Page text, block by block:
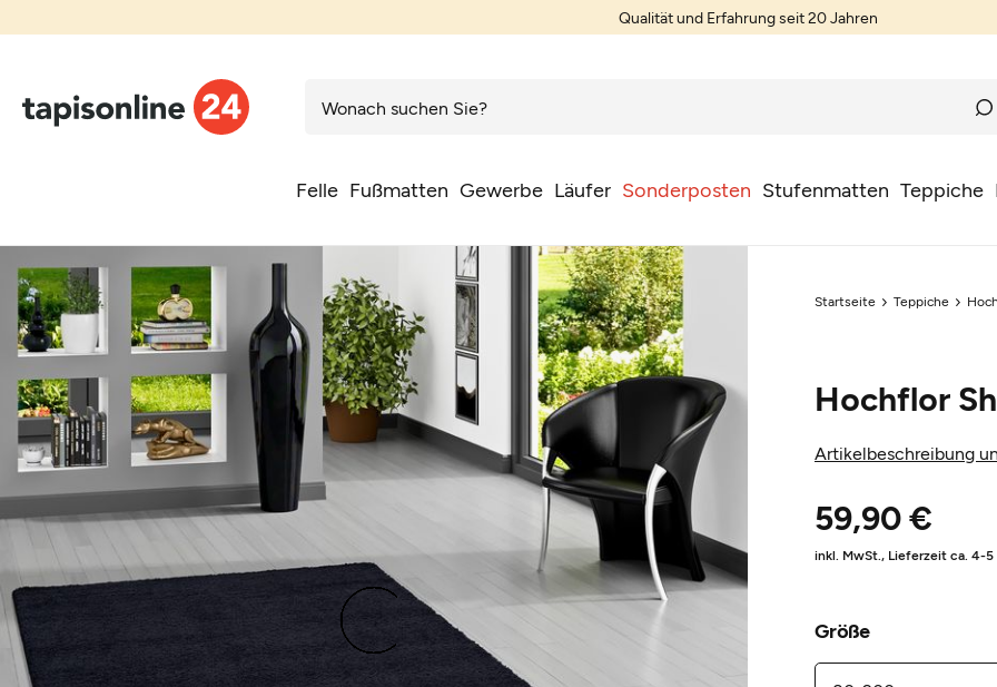
Qualität und Erfahrung seit 20 Jahren
Felle Fußmatten Gewerbe Läufer Sonderposten Stufenmatten Teppiche
Startseite Teppiche
Hochflor
Artikelbeschreibung
59,90 €
inkl. MwSt., Lieferzeit ca. 4-5
Größe